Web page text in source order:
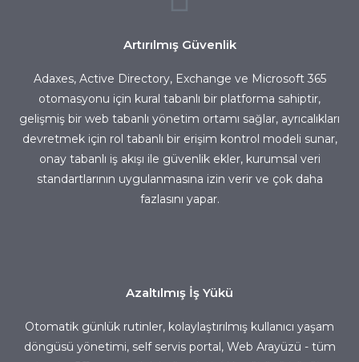
Artırılmış Güvenlik
Adaxes, Active Directory, Exchange ve Microsoft 365
otomasyonu için kural tabanlı bir platforma sahiptir,
gelişmiş bir web tabanlı yönetim ortamı sağlar, ayrıcalıkları
devretmek için rol tabanlı bir erişim kontrol modeli sunar,
onay tabanlı iş akışı ile güvenlik ekler, kurumsal veri
standartlarının uygulanmasına izin verir ve çok daha
fazlasını yapar.
Azaltılmış İş Yükü
Otomatik günlük rutinler, kolaylaştırılmış kullanıcı yaşam
döngüsü yönetimi, self servis portal, Web Arayüzü - tüm